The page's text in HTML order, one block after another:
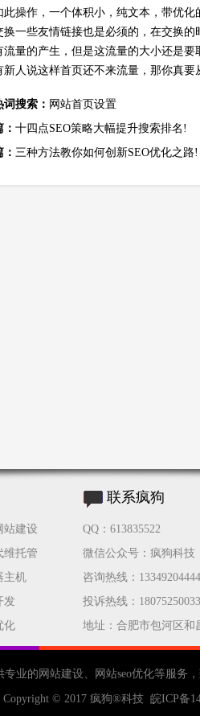
此操作，一个体积小，纯文本，带优
换一些友情链接也是必须的，在交换
流量的产生，但是这流量的大小还是
新人说这样首页还不来流量，那你真要
搜索： 网站首页设置
十四点SEO策略大幅提升搜索排名!
三种方法教你如何创新SEO优化之路!
站建设
维托管
主机
发
化
联系疯狗
QQ：613835522
微信公众号：疯狗科技
咨询热线：13349204444
投诉热线：
地址：合肥市包河区和
专业的 网站建设 、 网站seo优化等服务
© 2017 疯狗®科技 皖ICP备